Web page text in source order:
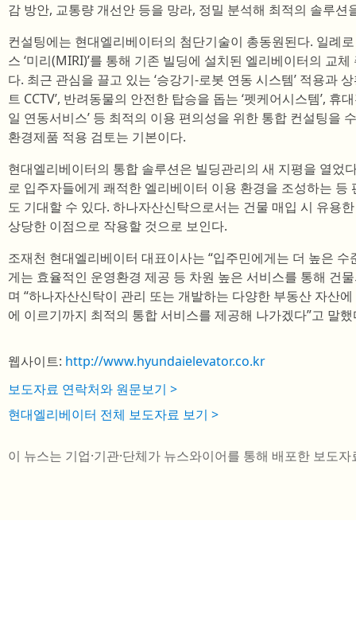
감 방안, 교통량 개선안 등을 망라, 정밀 분석해 최적의 솔루션
컨설팅에는 현대엘리베이터의 첨단기술이 총동원된다. 일례
스 ‘미리(MIRI)’를 통해 기존 빌딩에 설치된 엘리베이터의 교
다. 최근 관심을 끌고 있는 ‘승강기-로봇 연동 시스템’ 적용과
트 CCTV’, 반려동물의 안전한 탑승을 돕는 ‘펫케어시스템’, 휴
일 연동서비스’ 등 최적의 이용 편의성을 위한 통합 컨설팅을
환경제품 적용 검토는 기본이다.
현대엘리베이터의 통합 솔루션은 빌딩관리의 새 지평을 열었
로 입주자들에게 쾌적한 엘리베이터 이용 환경을 조성하는
도 기대할 수 있다. 하나자산신탁으로서는 건물 매입 시 유용
상당한 이점으로 작용할 것으로 보인다.
조재천 현대엘리베이터 대표이사는 “입주민에게는 더 높은
게는 효율적인 운영환경 제공 등 차원 높은 서비스를 통해 건
며 “하나자산신탁이 관리 또는 개발하는 다양한 부동산 자산
에 이르기까지 최적의 통합 서비스를 제공해 나가겠다”고 말했
웹사이트: http://www.hyundaielevator.co.kr
보도자료 연락처와 원문보기 >
현대엘리베이터 전체 보도자료 보기 >
이 뉴스는 기업·기관·단체가 뉴스와이어를 통해 배포한 보도